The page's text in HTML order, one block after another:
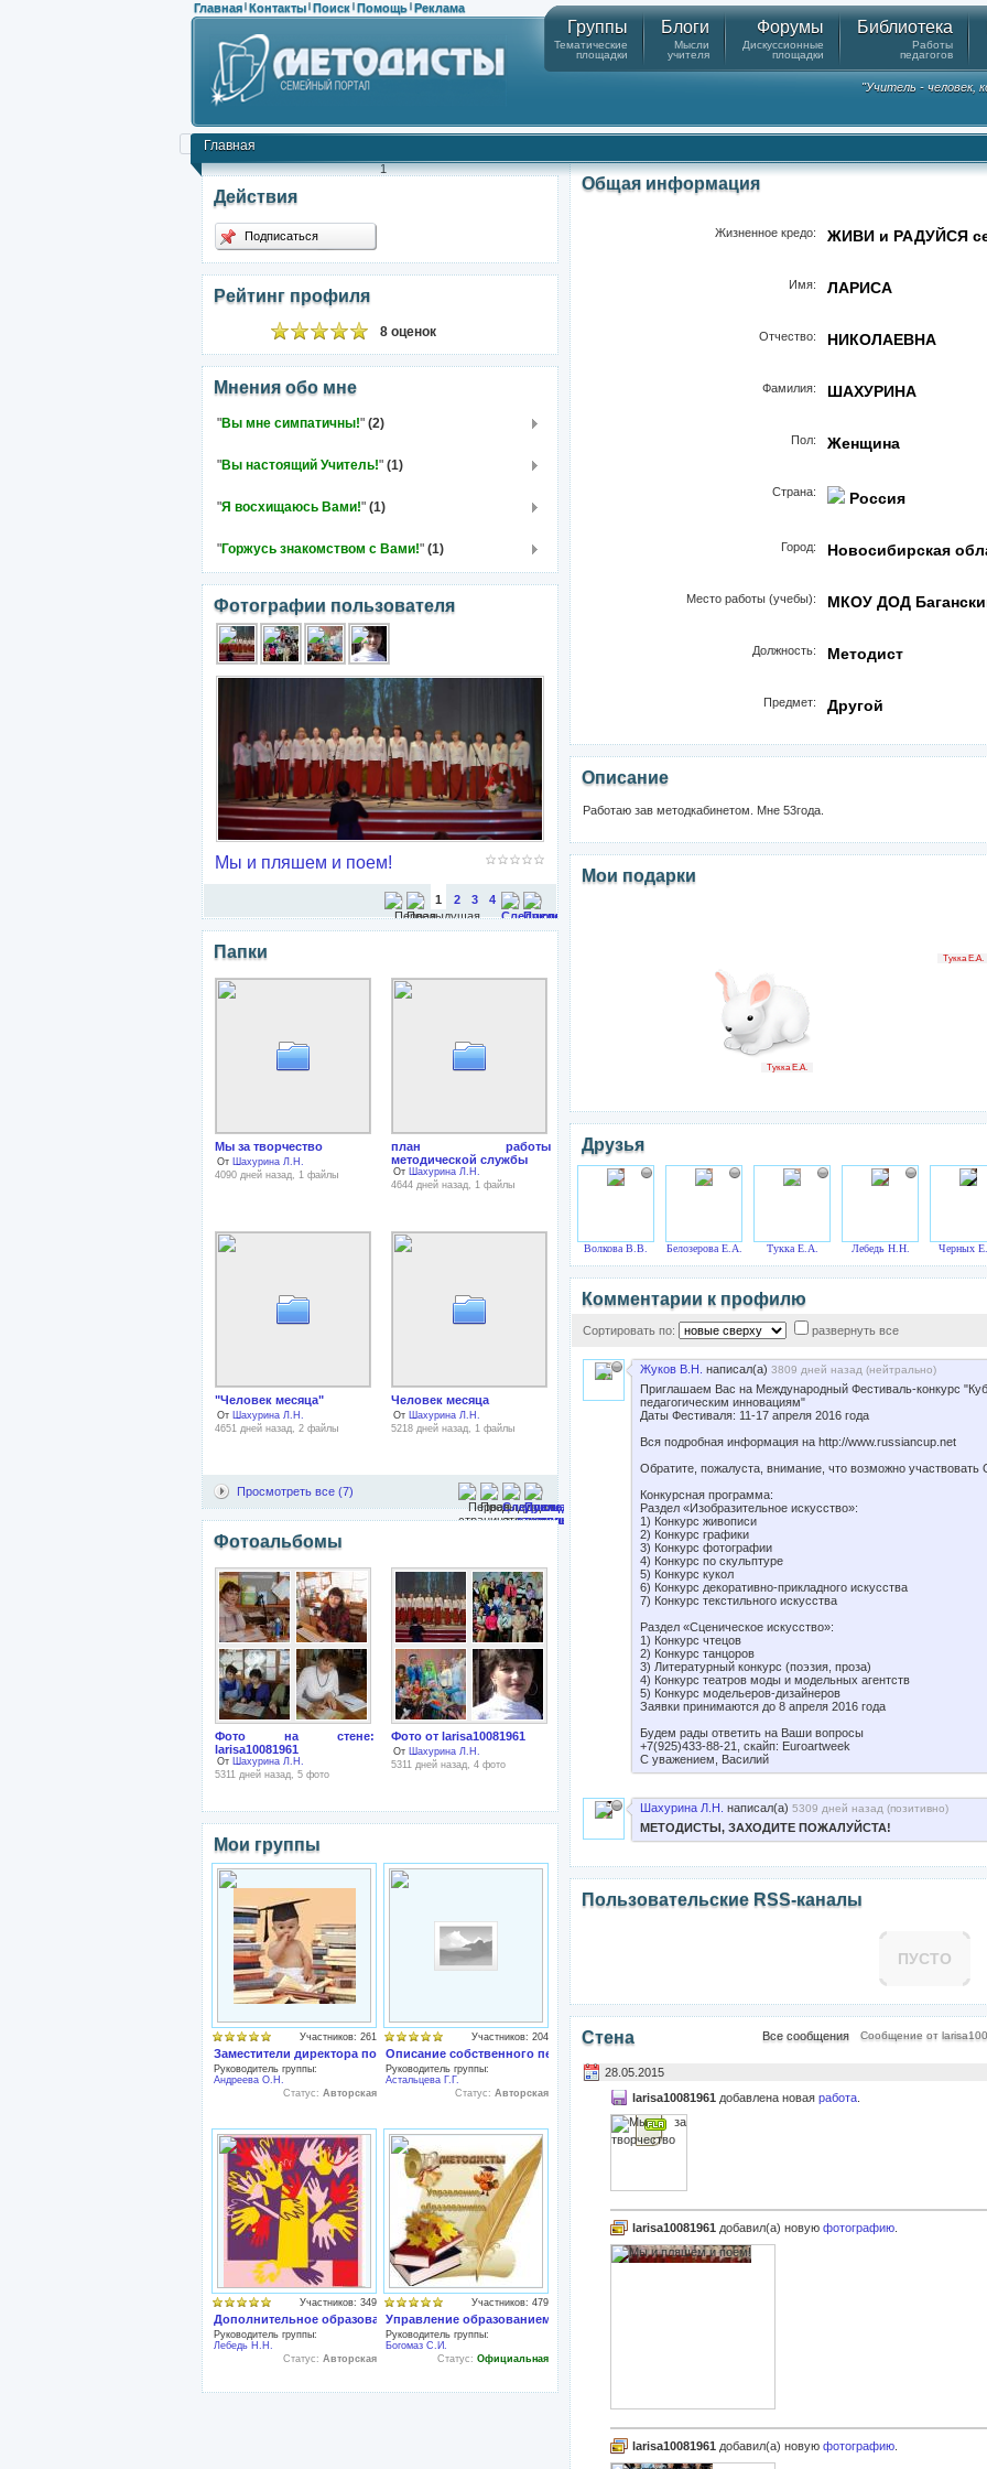
Главная | Контакты | Поиск | Помощь | Реклама
Группы
Тематические
площадки
Блоги
Мысли
учителя
Форумы
Дискуссионные
площадки
Библиотека
Работы
педагогов
"Учитель - человек,
Главная
1
Действия
Подписаться
Рейтинг профиля
8 оценок
Мнения обо мне
"Вы мне симпатичны!" (2)
"Вы настоящий Учитель!" (1)
"Я восхищаюсь Вами!" (1)
"Горжусь знакомством с Вами!" (1)
Фотографии пользователя
Мы и пляшем и поем!
1 2 3 4
Папки
Мы за творчество
От Шахурина Л.Н.
4090 дней назад, 1 файлы
план работы
методической службы
От Шахурина Л.Н.
4644 дней назад, 1 файлы
"Человек месяца"
От Шахурина Л.Н.
4651 дней назад, 2 файлы
Человек месяца
От Шахурина Л.Н.
5218 дней назад, 1 файлы
Просмотреть все (7)
Фотоальбомы
Фото на стене:
larisa10081961
От Шахурина Л.Н.
5311 дней назад, 5 фото
Фото от larisa10081961
От Шахурина Л.Н.
5311 дней назад, 4 фото
Мои группы
Участников: 261
Заместители директора по методической работе
Руководитель группы:
Андреева О.Н.
Статус: Авторская
Участников: 204
Описание собственного педагогического опыта
Руководитель группы:
Астальцева Г.Г.
Статус: Авторская
Участников: 349
Дополнительное образование детей
Руководитель группы:
Лебедь Н.Н.
Статус: Авторская
Участников: 479
Управление образованием
Руководитель группы:
Богомаз С.И.
Статус: Официальная
Общая информация
Жизненное кредо: ЖИВИ и РАДУЙСЯ
Имя: ЛАРИСА
Отчество: НИКОЛАЕВНА
Фамилия: ШАХУРИНА
Пол: Женщина
Страна: Россия
Город: Новосибирская
Место работы (учебы): МКОУ ДОД
Должность: Методист
Предмет: Другой
Описание
Работаю зав методкабинетом. Мне 53года.
Мои подарки
Тукка Е.А.
Тукка Е.А.
Друзья
Волкова В.В. Белозерова Е.А. Тукка Е.А. Лебедь Н.Н. Черных
Комментарии к профилю
Сортировать по: развернуть все
Жуков В.Н. написал(а) 3809 дней назад (нейтрально)
Приглашаем Вас на Международный Фестиваль-конкурс
педагогическим инновациям"
Даты Фестиваля: 11-17 апреля 2016 года
Вся подробная информация на http://www.russiancup.net
Обратите, пожалуста, внимание, что возможно
Конкурсная программа:
Раздел «Изобразительное искусство»:
1) Конкурс живописи
2) Конкурс графики
3) Конкурс фотографии
4) Конкурс по скульптуре
5) Конкурс кукол
6) Конкурс декоративно-прикладного искусства
7) Конкурс текстильного искусства
Раздел «Сценическое искусство»:
1) Конкурс чтецов
2) Конкурс танцоров
3) Литературный конкурс (поэзия, проза)
4) Конкурс театров моды и модельных агентств
5) Конкурс модельеров-дизайнеров
Заявки принимаются до 8 апреля 2016 года
Будем рады ответить на Ваши вопросы
+7(925)433-88-21, скайп: Euroartweek
С уважением, Василий
Шахурина Л.Н. написал(а) 5309 дней назад (позитивно)
МЕТОДИСТЫ, ЗАХОДИТЕ ПОЖАЛУЙСТА!
Пользовательские RSS-каналы
ПУСТО
Стена Все сообщения Сообщение от
28.05.2015
larisa10081961 добавлена новая работа
larisa10081961 добавил(а) новую фотографию
larisa10081961 добавил(а) новую фотографию